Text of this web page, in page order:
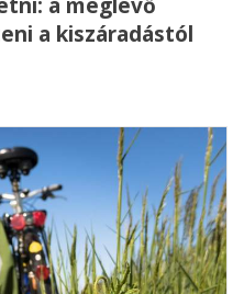
a kiszáradástól